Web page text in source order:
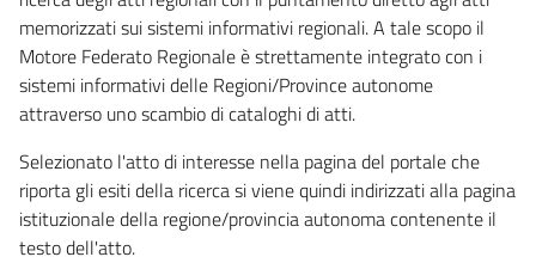
memorizzati sui sistemi informativi regionali. A tale scopo il
Motore Federato Regionale è strettamente integrato con i
sistemi informativi delle Regioni/Province autonome
attraverso uno scambio di cataloghi di atti.
Selezionato l'atto di interesse nella pagina del portale che
riporta gli esiti della ricerca si viene quindi indirizzati alla pagina
istituzionale della regione/provincia autonoma contenente il
testo dell'atto.